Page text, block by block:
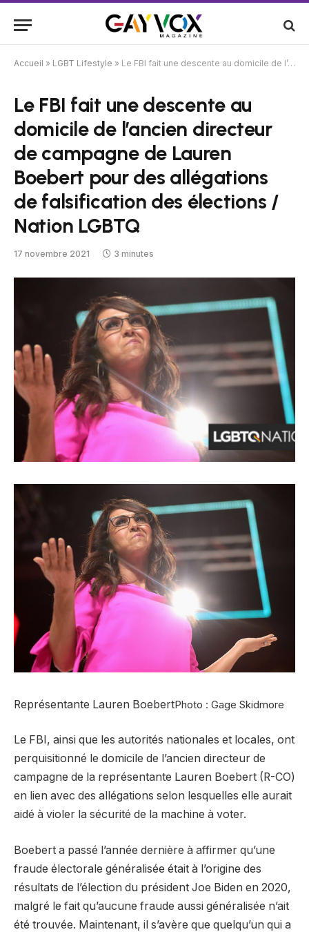
Accueil » LGBT Lifestyle » Le FBI fait une descente au domicile de l’ancien directeur de campagne de Lauren Boebert pour des allégations de falsification des élections / Nation LGBTQ
Le FBI fait une descente au
domicile de l’ancien directeur
de campagne de Lauren
Boebert pour des allégations
de falsification des élections /
Nation LGBTQ
17 novembre 2021 3 minutes
Représentante Lauren BoebertPhoto : Gage Skidmore
Le FBI, ainsi que les autorités nationales et locales, ont
perquisitionné le domicile de l’ancien directeur de
campagne de la représentante Lauren Boebert (R-CO)
en lien avec des allégations selon lesquelles elle aurait
aidé à violer la sécurité de la machine à voter.
Boebert a passé l’année dernière à affirmer qu’une
fraude électorale généralisée était à l’origine des
résultats de l’élection du président Joe Biden en 2020,
malgré le fait qu’aucune fraude aussi généralisée n’ait
été trouvée. Maintenant, il s’avère que quelqu’un qui a